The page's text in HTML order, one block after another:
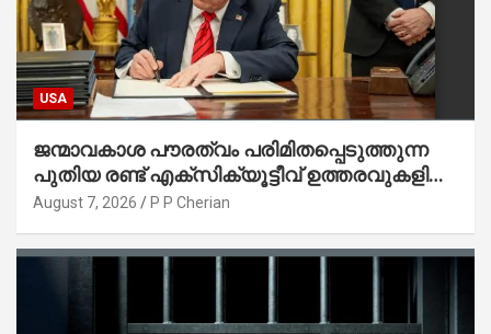
USA
ജന്മാവകാശ പൗരത്വം പരിമിതപ്പെടുത്തുന്ന
പുതിയ രണ്ട് എക്സിക്യൂട്ടീവ് ഉത്തരവുകളിൽ
ട്രംപ് ഒപ്പുവെച്ചു
August 7, 2026 P P Cherian